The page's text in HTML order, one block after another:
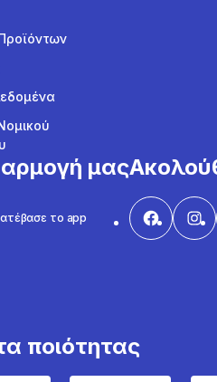
μας
το app
ποιότητας